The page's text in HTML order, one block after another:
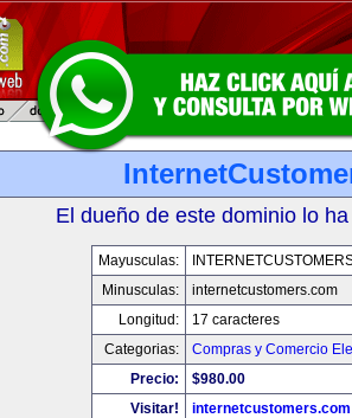
El dueño de este dominio lo
Mayusculas:
Minusculas:
internetcustomers.com
Longitud:
17 caracteres
Categorias:
Compras y Comercio
Precio:
$980.00
Visitar!
internetcustomers.com